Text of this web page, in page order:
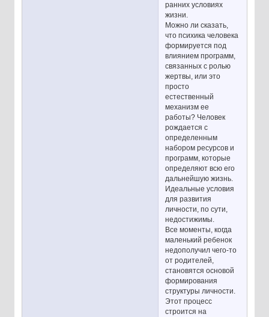
ранних условиях
жизни.
Можно ли сказать,
что психика человека
формируется под
влиянием программ,
связанных с ролью
жертвы, или это
просто
естественный
механизм ее
работы? Человек
рождается с
определенным
набором ресурсов и
программ, которые
определяют всю его
дальнейшую жизнь.
Идеальные условия
для развития
личности, по сути,
недостижимы.
Все моменты, когда
маленький ребенок
недополучил чего-то
от родителей,
становятся основой
формирования
структуры личности.
Этот процесс
строится на